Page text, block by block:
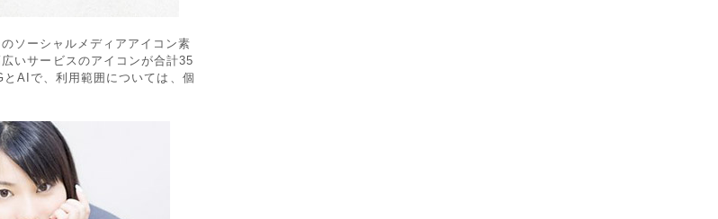
ソーシャルメディアアイコン素
いサービスのアイコンが合計35
AIで、利用範囲については、個